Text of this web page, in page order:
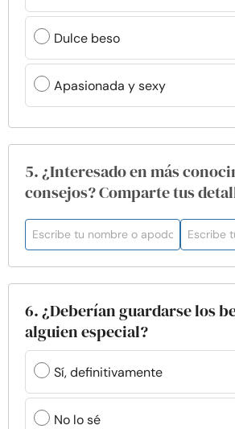
Dulce beso
Apasionada y sexy
5. ¿Interesado en más
consejos? Comparte tus
6. ¿Deberían guardarse los
alguien especial?
Sí, definitivamente
No lo sé